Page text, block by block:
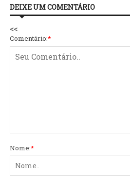
DEIXE UM COMENTÁRIO
<<
Comentário:*
Nome:*